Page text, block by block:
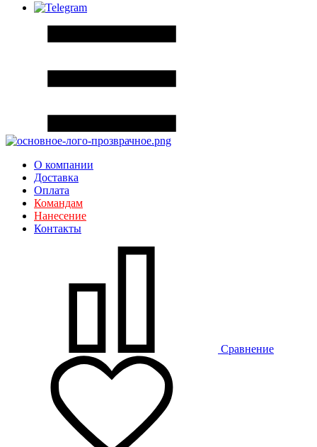
О компании
Доставка
Оплата
Командам
Нанесение
Контакты
Сравнение